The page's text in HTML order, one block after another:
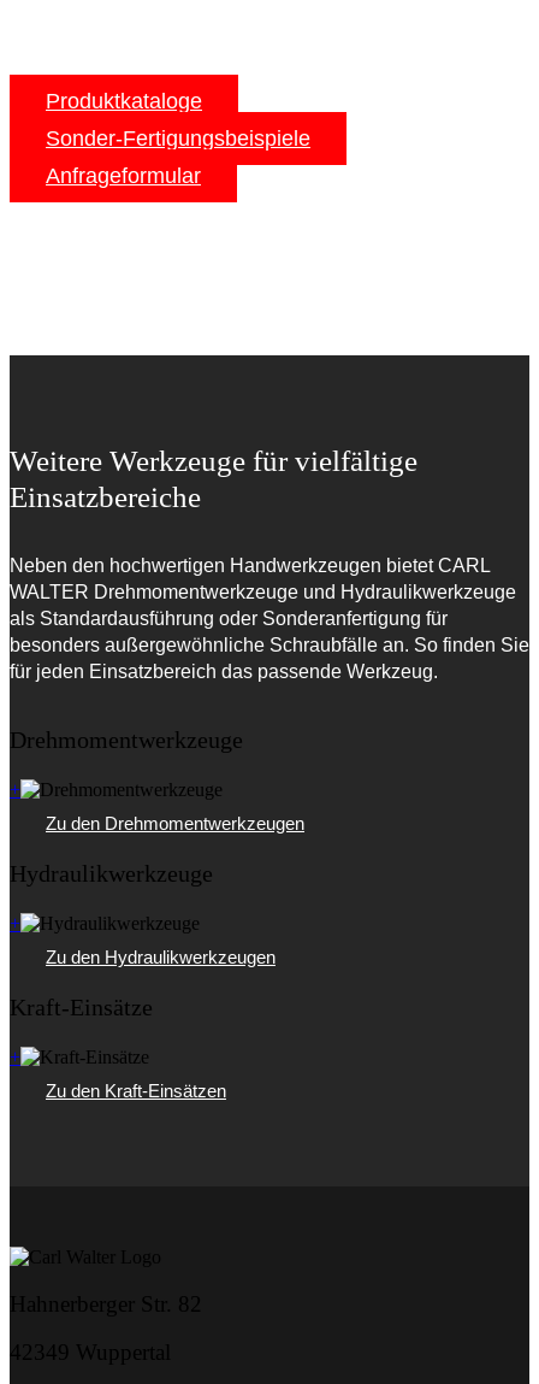
Produktkataloge
Sonder-Fertigungsbeispiele
Anfrageformular
Weitere Werkzeuge für vielfältige
Einsatzbereiche
Neben den hochwertigen Handwerkzeugen bietet CARL
WALTER Drehmomentwerkzeuge und Hydraulikwerkzeuge
als Standardausführung oder Sonderanfertigung für
besonders außergewöhnliche Schraubfälle an. So finden Sie
für jeden Einsatzbereich das passende Werkzeug.
Drehmomentwerkzeuge
+
Zu den Drehmomentwerkzeugen
Hydraulikwerkzeuge
+
Zu den Hydraulikwerkzeugen
Kraft-Einsätze
+
Zu den Kraft-Einsätzen
Hahnerberger Str. 82
42349 Wuppertal